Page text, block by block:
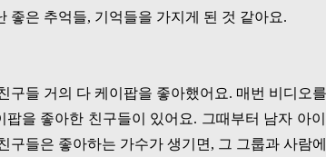
좋은 추억들, 기억들을 가지게 된 것 같아요.
구들 거의 다 케이팝을 좋아했어요. 매번 비디오
팝을 좋아한 친구들이 있어요. 그때부터 남자 아
구들은 좋아하는 가수가 생기면 , 그 그룹과 사람